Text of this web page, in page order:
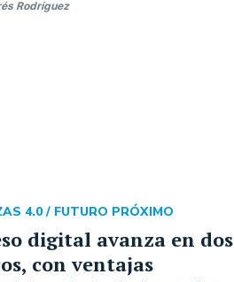
Rodríguez
digital avanza en dos
con ventajas
4.0 / FUTURO PRÓXIMO